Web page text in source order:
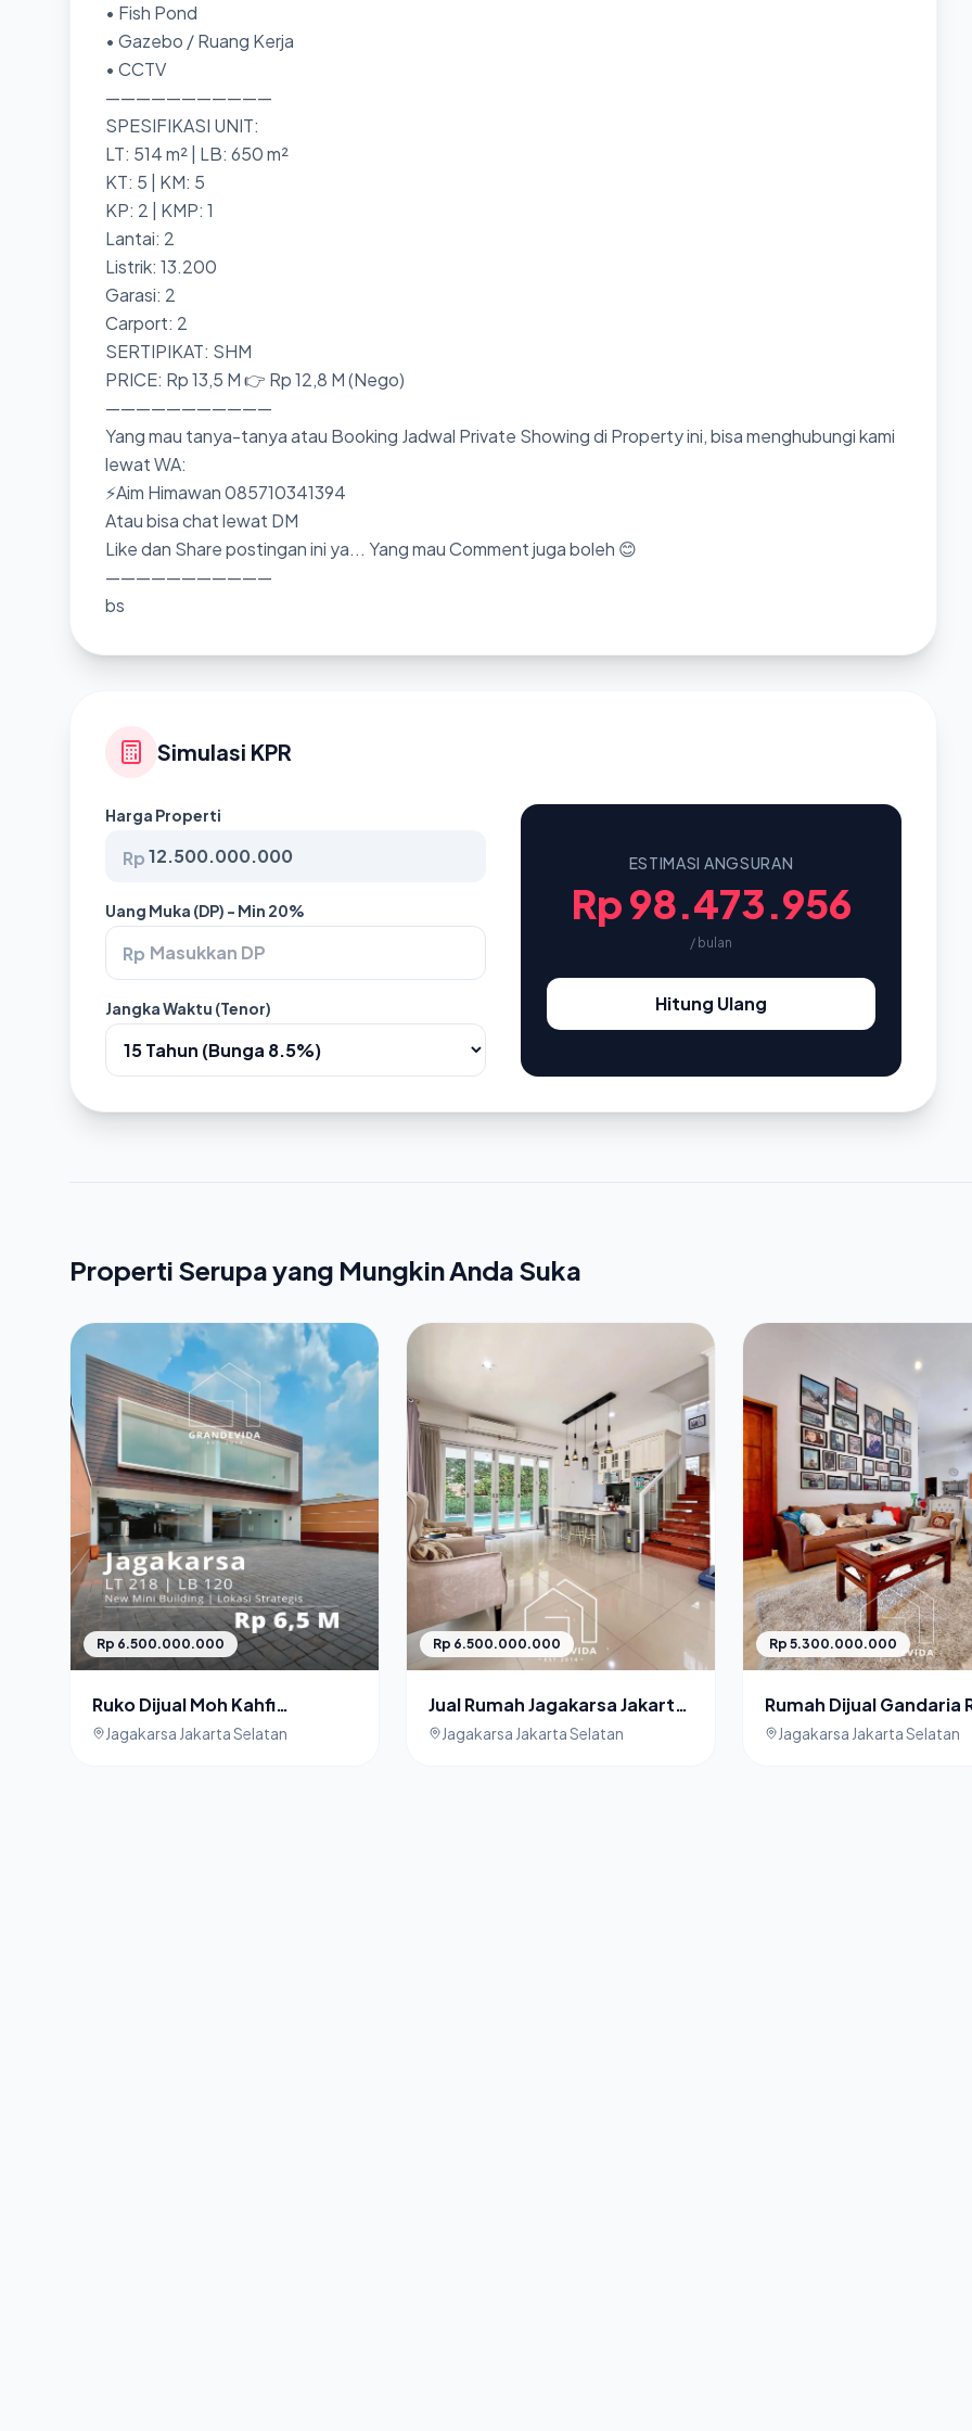
• Fish Pond
• Gazebo / Ruang Kerja
• CCTV
———————————
SPESIFIKASI UNIT:
LT: 514 m² | LB: 650 m²
KT: 5 | KM: 5
KP: 2 | KMP: 1
Lantai: 2
Listrik: 13.200
Garasi: 2
Carport: 2
SERTIPIKAT: SHM
PRICE: Rp 13,5 M 👉 Rp 12,8 M (Nego)
———————————
Yang mau tanya-tanya atau Booking Jadwal Private Showing di Property ini, bisa menghubungi kami
lewat WA:
⚡Aim Himawan 085710341394
Atau bisa chat lewat DM
Like dan Share postingan ini ya... Yang mau Comment juga boleh 😊
———————————
bs
Simulasi KPR
Harga Properti
Rp
Uang Muka (DP) - Min 20%
Rp
Jangka Waktu (Tenor)
ESTIMASI ANGSURAN
Rp 98.473.956
/ bulan
Hitung Ulang
Properti Serupa yang Mungkin Anda Suka
Rp 6.500.000.000
Ruko Dijual Moh Kahfi
Jagakarsa Jakarta Selatan
Jagakarsa Jakarta Selatan
Rp 6.500.000.000
Jual Rumah Jagakarsa Jakarta
Selatan Rumah Siap Huni
Jagakarsa Jakarta Selatan
Rp 5.300.000.000
Rumah Dijual Gandaria
Jagakarsa
Jagakarsa Jakarta Selatan